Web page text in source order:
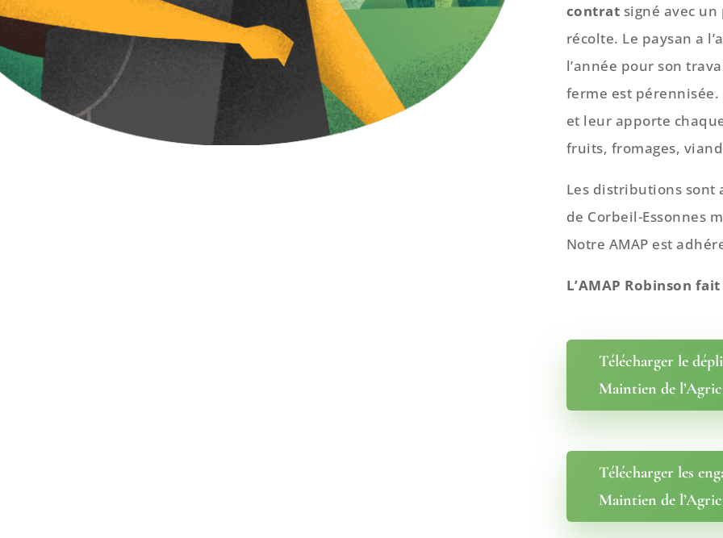
contrat signé avec
récolte. Le paysan a
l’année pour son
ferme est pérennisée.
et leur apporte
fruits, fromages,
Les distributions sont
de Corbeil-Essonnes
Notre AMAP est
L’AMAP Robinson
Télécharger le
Maintien de
Télécharger les
Maintien de